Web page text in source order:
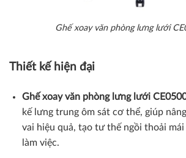
Ghế xoay văn phòng lưng lưới
Thiết kế hiện đại
Ghế xoay văn phòng lưng lưới
kế lưng trung ôm sát cơ thể, giúp
vai hiệu quả, tạo tư thế ngồi thoải
làm việc.